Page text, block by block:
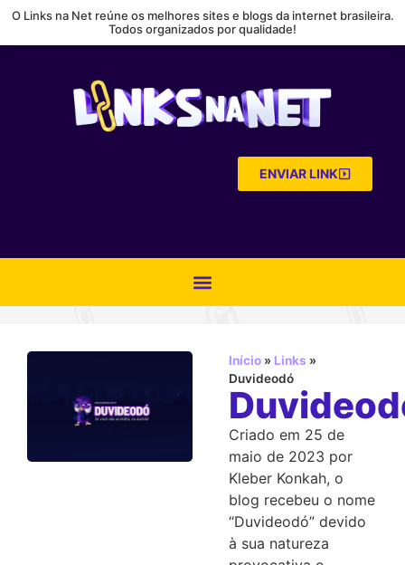
O Links na Net reúne os melhores sites e blogs da internet brasileira.
Todos organizados por qualidade!
ENVIAR LINK
Início» Links »
Duvideodó
Criado em 25 de
maio de 2023 por
Kleber Konkah, o
blog recebeu o nome
“Duvideodó” devido
à sua natureza